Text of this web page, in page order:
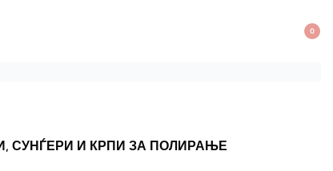
0
СУНЃЕРИ И КРПИ ЗА ПОЛИРАЊЕ